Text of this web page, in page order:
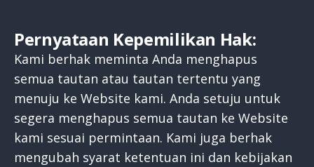
Pernyataan Kepemilikan Hak:
Kami berhak meminta Anda menghapus
semua tautan atau tautan tertentu yang
menuju ke Website kami. Anda setuju untuk
segera menghapus semua tautan ke Website
kami sesuai permintaan. Kami juga berhak
mengubah syarat ketentuan ini dan kebijakan